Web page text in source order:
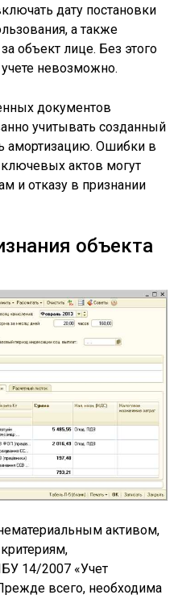
дату постановки
а также
объект лице. Без этого
невозможно.
документов
учитывать созданный
амортизацию. Ошибки в
актов могут
и отказу в признании
объекта
активом,
14/2007 «Учет
всего, необходима